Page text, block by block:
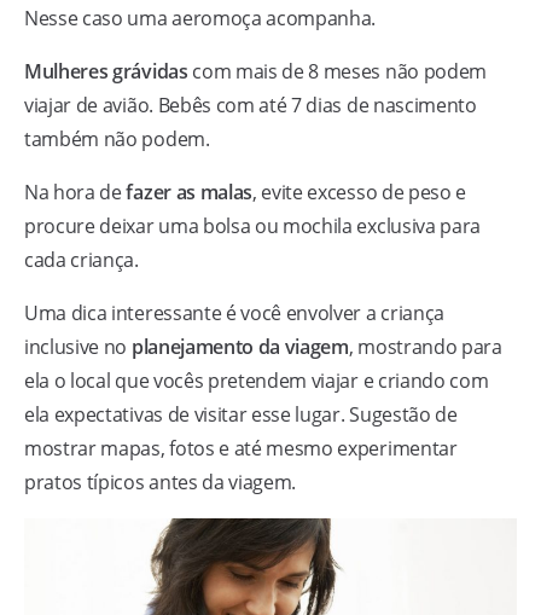
Nesse caso uma aeromoça acompanha.
Mulheres grávidas com mais de 8 meses não podem
viajar de avião. Bebês com até 7 dias de nascimento
também não podem.
Na hora defazer as malas, evite excesso de peso e
procure deixar uma bolsa ou mochila exclusiva para
cada criança.
Uma dica interessante é você envolver a criança
inclusive no planejamento da viagem, mostrando para
ela o local que vocês pretendem viajar e criando com
ela expectativas de visitar esse lugar. Sugestão de
mostrar mapas, fotos e até mesmo experimentar
pratos típicos antes da viagem.